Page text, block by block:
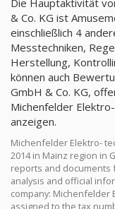
Die Hauptaktivität
& Co. KG ist
einschließlich 4
Messtechniken,
Herstellung,
können auch
GmbH & Co. KG,
Michenfelder
anzeigen.
Michenfelder Elektro-
2014 in Mainz region in
reports and documents
analysis and official
company: Michenfelder
assigned to the tax